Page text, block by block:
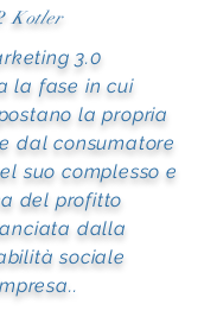
Kotler
3.0
la fase in cui
la propria
dal consumatore
suo complesso e
del profitto
dalla
sociale
.